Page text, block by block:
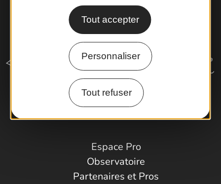
Tout accepter
Personnaliser
Tout refuser
Comment venir ?
Espace Pro
Observatoire
Partenaires et Pros